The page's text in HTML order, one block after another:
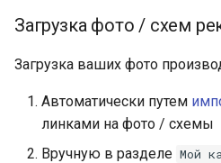
Загрузка фото / схем
Загрузка ваших фото
Автоматически путем
линками на фото / схемы
Вручную в разделе Мой